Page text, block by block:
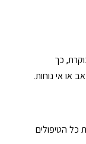
כך
או אי נוחות.
הטיפולים